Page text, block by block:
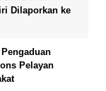
Dilaporkan ke
Pelayan